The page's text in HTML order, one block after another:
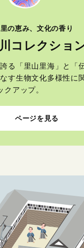
里の恵み、文化の香り
コレクショ
る「里山里海」と「
す生物文化多様性に
クアップ。
ページを見る